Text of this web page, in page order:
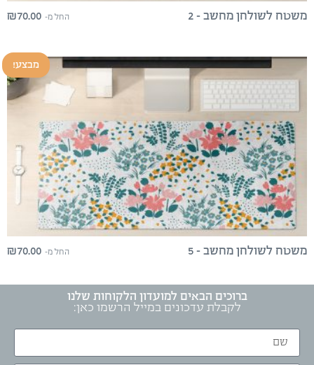
משטח לשולחן מחשב – 2 החל מ- ₪70.00
מבצע!
משטח לשולחן מחשב – 5 החל מ- ₪70.00
ברוכים הבאים למועדון הלקוחות שלנו
לקבלת עדכונים במייל הרשמו כאן: